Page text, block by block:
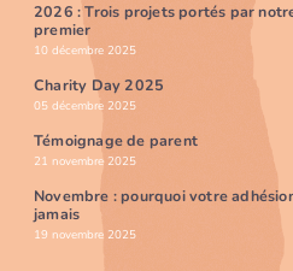
2026 : Trois projets portés par
premier
10 décembre 2025
Charity Day 2025
05 décembre 2025
Témoignage de parent
21 novembre 2025
Novembre : pourquoi votre
jamais
19 novembre 2025